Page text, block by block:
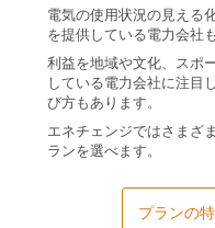
電気の使用状況の見える
を提供している電力会社
利益を地域や文化、スポ
している電力会社に注目
び方もあります。
エネチェンジではさまざ
ランを選べます。
プランの